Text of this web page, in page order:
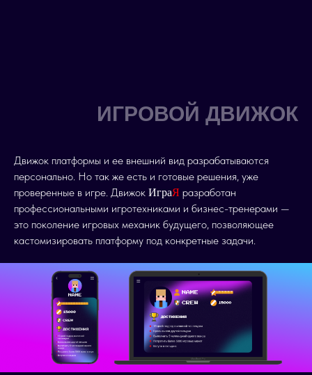
ИГРОВОЙ ДВИЖОК
Движок платформы и ее внешний вид разрабатываются
персонально. Но так же есть и готовые решения, уже
проверенные в игре. Движок ИграЯ разработан
профессиональными игротехниками и бизнес-тренерами —
это поколение игровых механик будущего, позволяющее
кастомизировать платформу под конкретные задачи.